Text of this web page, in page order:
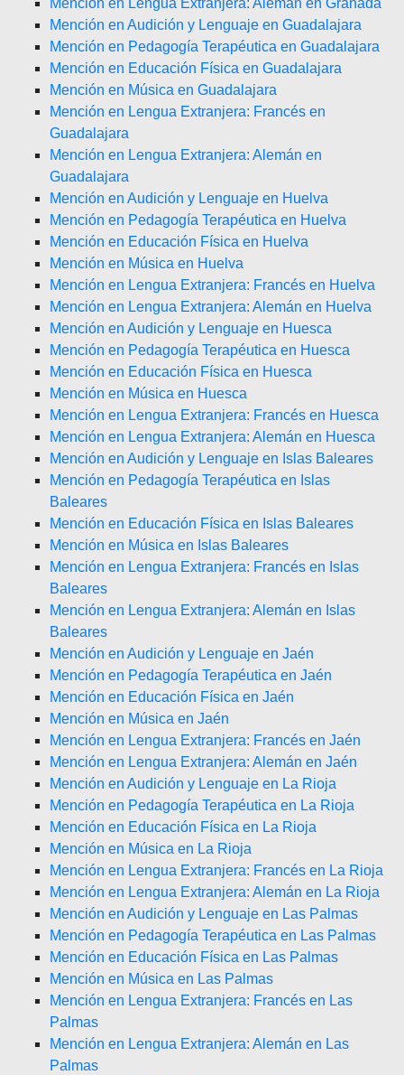
Mención en Lengua Extranjera: Alemán en Granada
Mención en Audición y Lenguaje en Guadalajara
Mención en Pedagogía Terapéutica en Guadalajara
Mención en Educación Física en Guadalajara
Mención en Música en Guadalajara
Mención en Lengua Extranjera: Francés en
Guadalajara
Mención en Lengua Extranjera: Alemán en
Guadalajara
Mención en Audición y Lenguaje en Huelva
Mención en Pedagogía Terapéutica en Huelva
Mención en Educación Física en Huelva
Mención en Música en Huelva
Mención en Lengua Extranjera: Francés en Huelva
Mención en Lengua Extranjera: Alemán en Huelva
Mención en Audición y Lenguaje en Huesca
Mención en Pedagogía Terapéutica en Huesca
Mención en Educación Física en Huesca
Mención en Música en Huesca
Mención en Lengua Extranjera: Francés en Huesca
Mención en Lengua Extranjera: Alemán en Huesca
Mención en Audición y Lenguaje en Islas Baleares
Mención en Pedagogía Terapéutica en Islas
Baleares
Mención en Educación Física en Islas Baleares
Mención en Música en Islas Baleares
Mención en Lengua Extranjera: Francés en Islas
Baleares
Mención en Lengua Extranjera: Alemán en Islas
Baleares
Mención en Audición y Lenguaje en Jaén
Mención en Pedagogía Terapéutica en Jaén
Mención en Educación Física en Jaén
Mención en Música en Jaén
Mención en Lengua Extranjera: Francés en Jaén
Mención en Lengua Extranjera: Alemán en Jaén
Mención en Audición y Lenguaje en La Rioja
Mención en Pedagogía Terapéutica en La Rioja
Mención en Educación Física en La Rioja
Mención en Música en La Rioja
Mención en Lengua Extranjera: Francés en La Rioja
Mención en Lengua Extranjera: Alemán en La Rioja
Mención en Audición y Lenguaje en Las Palmas
Mención en Pedagogía Terapéutica en Las Palmas
Mención en Educación Física en Las Palmas
Mención en Música en Las Palmas
Mención en Lengua Extranjera: Francés en Las
Palmas
Mención en Lengua Extranjera: Alemán en Las
Palmas